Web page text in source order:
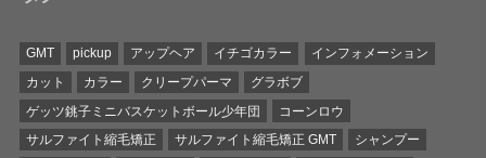
GMT pickup アップヘア イチゴカラー
インフォメーション
カット
カラー クリープパーマ
グラボブ
ゲッツ銚子ミニバスケットボール少年団
コーンロウ
サルファイト縮毛矯正
サルファイト縮毛矯正 GMT
シャンプー